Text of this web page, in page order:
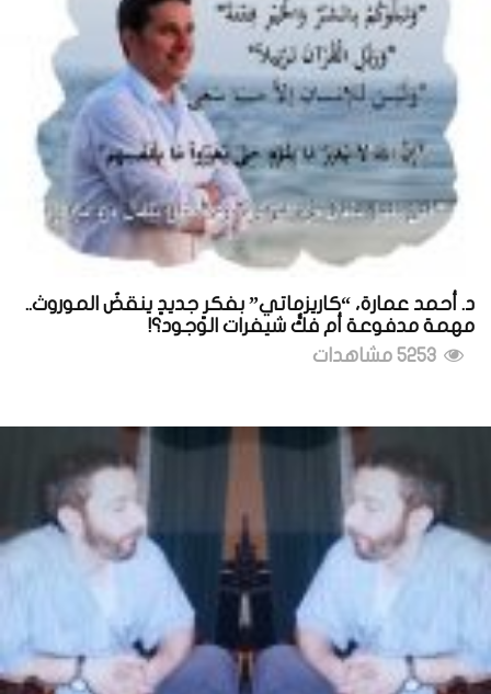
د. أحمد عمارة، “كاريزماتي” بفكرٍ جديدٍ ينقضُ الموروث..
مهمة مدفوعة أم فكُّ شيفرات الوجود؟!